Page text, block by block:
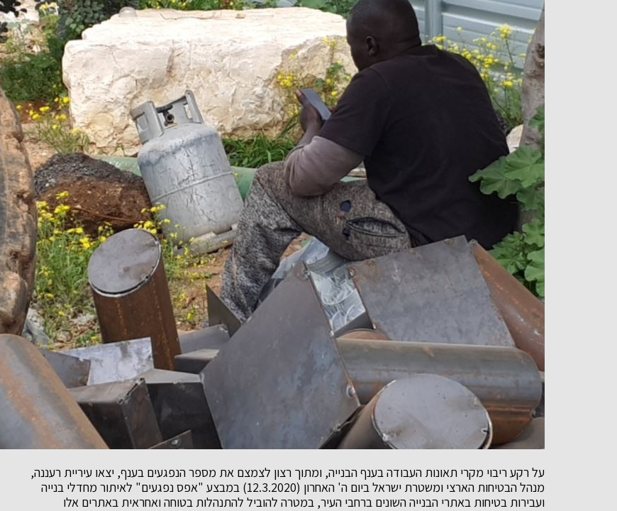
על רקע ריבוי מקרי תאונות העבודה בענף הבנייה, ומתוך רצון לצמצם את מספר הנפגעים בענף, יצאו עיריית רעננה,
מנהל הבטיחות הארצי ומשטרת ישראל ביום ה' האחרון (12.3.2020) במבצע "אפס נפגעים" לאיתור מחדלי בנייה
ועבירות בטיחות באתרי הבנייה השונים ברחבי העיר, במטרה להוביל להתנהלות בטוחה ואחראית באתרים אלו